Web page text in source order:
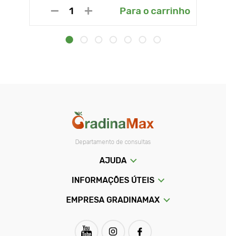
Para o carrinho
Departamento de consultas
AJUDA
INFORMAÇÕES ÚTEIS
EMPRESA GRADINAMAX